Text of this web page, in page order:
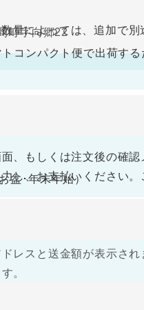
依頼日より6日以内に
、もしくは注文後の確
し、お支払いください
レスと送金額が表示さ
。
量によっては、追加で
コンパクト便で出荷す
町字向郷22
盆･年末年始）